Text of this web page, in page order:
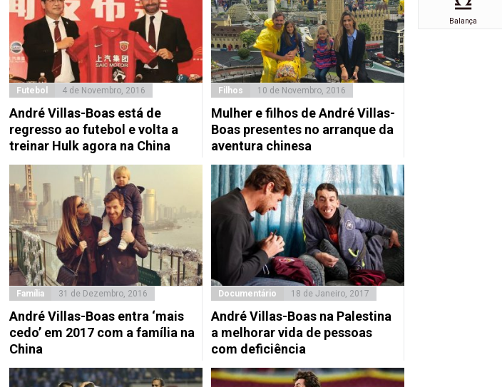
Futebol 4 de Novembro, 2016
André Villas-Boas está de
regresso ao futebol e volta a
treinar Hulk agora na China
Filhos 10 de Novembro, 2016
Mulher e filhos de André Villas-
Boas presentes no arranque da
aventura chinesa
Família 31 de Dezembro, 2016
André Villas-Boas entra ‘mais
cedo’ em 2017 com a família na
China
Documentário 18 de Janeiro, 2017
André Villas-Boas na Palestina
a melhorar vida de pessoas
com deficiência
Balança